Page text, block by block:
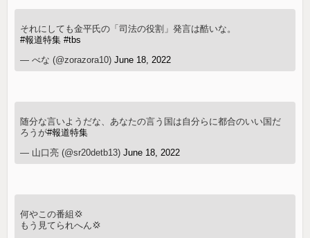
それにしても金平氏の「司法の役割」発言は酷いな。
#報道特集 #tbs
— べな (@zorazora10)June 18, 2022
随分な言いようだな、あなたの言う国は自分らに都合のいい国だ
ろうが#報道特集
— 山口亮 (@sr20detb13)June 18, 2022
何やこの番組💢
もう見てられへん💢